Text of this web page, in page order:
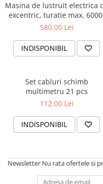
Renault
Skoda
Subaru
Toyota
VW
Alte Scule Pneumatice
Accesorii Pneumatice
Masina de lustruit electrica
excentric, turatie max.
900 W BGS 9345
580,00 Lei
INDISPONIBIL
Set cabluri schimb
multimetru 21 pcs
112,00 Lei
INDISPONIBIL
Newsletter Nu rata ofertele si